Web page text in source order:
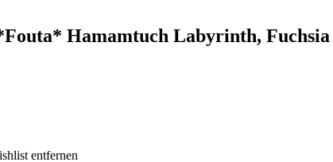
Hamamtuch Labyrinth, Fuchsia
entfernen